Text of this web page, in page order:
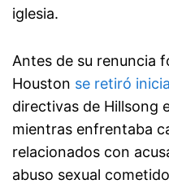
iglesia.
Antes de su renuncia
Houston se retiró
directivas de Hillsong
mientras enfrentaba
relacionados con
abuso sexual